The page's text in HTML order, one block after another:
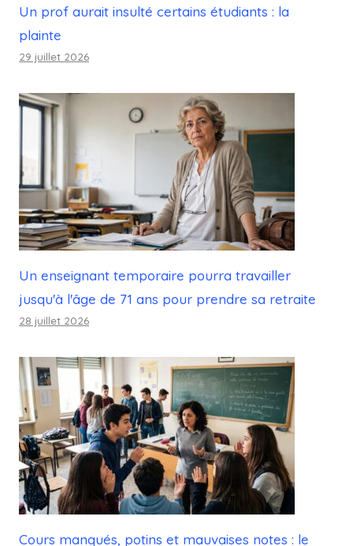
Un prof aurait insulté certains étudiants : la
plainte
29 juillet 2026
Un enseignant temporaire pourra travailler
jusqu'à l'âge de 71 ans pour prendre sa retraite
28 juillet 2026
Cours manqués, potins et mauvaises notes : le